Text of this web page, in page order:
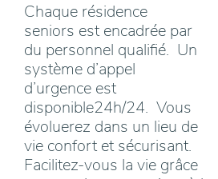
Chaque résidence
seniors est encadrée par
du personnel qualifié. Un
système d’appel
d’urgence est
disponible24h/24. Vous
évoluerez dans un lieu de
vie confort et sécurisant.
Facilitez-vous la vie grâce